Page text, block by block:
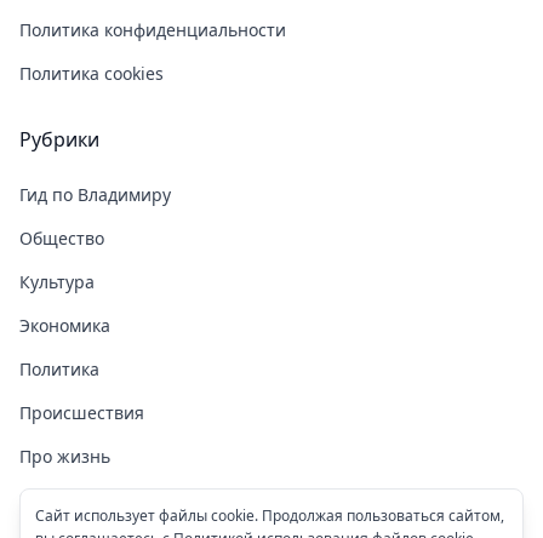
Политика конфиденциальности
Политика cookies
Рубрики
Гид по Владимиру
Общество
Культура
Экономика
Политика
Происшествия
Про жизнь
Здоровье
Сайт использует файлы cookie. Продолжая пользоваться сайтом,